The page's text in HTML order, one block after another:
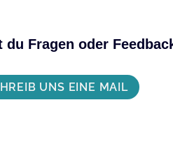
du Fragen oder
UNS EINE MAIL